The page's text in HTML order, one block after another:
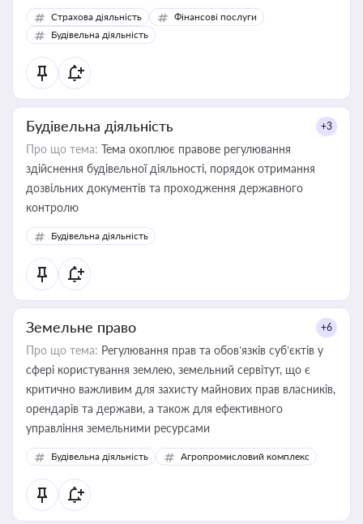
корисне для власника бізнесу, керівника, юриста або
бухгалтера під час оподаткування, приватизації, оренди
державного майна, корпоративних угод і перевірки
статусу суб'єктів оціночної діяльності
Страхова діяльність
Фінансові послуги
Будівельна діяльність
Будівельна діяльність +3
Про що тема: Тема охоплює правове регулювання
здійснення будівельної діяльності, порядок отримання
дозвільних документів та проходження державного
контролю
Будівельна діяльність
Земельне право +6
Про що тема: Регулювання прав та обов’язків суб’єктів у
сфері користування землею, земельний сервітут, що є
критично важливим для захисту майнових прав власників,
орендарів та держави, а також для ефективного
управління земельними ресурсами
Будівельна діяльність Агропромисловий комплекс